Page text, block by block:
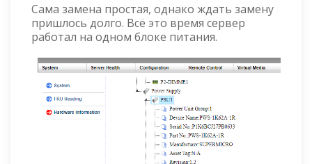
Сама замена простая, однако ждать замену
пришлось долго. Всё это время сервер
работал на одном блоке питания.